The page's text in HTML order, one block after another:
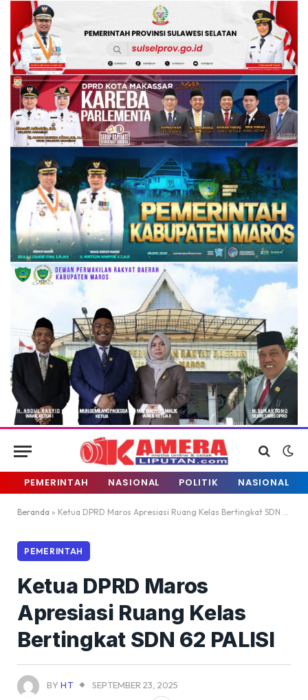
PEMERINTAH NASIONAL POLITIK NASIONAL
Beranda » Ketua DPRD Maros Apresiasi Ruang Kelas Bertingkat SDN 62 PALISI
PEMERINTAH
Ketua DPRD Maros
Apresiasi Ruang Kelas
Bertingkat SDN 62 PALISI
BY HT
SEPTEMBER 23, 2025